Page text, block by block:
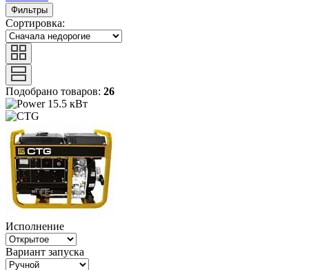
Фильтры
Сортировка:
Подобрано товаров: 26
15.5 кВт
Исполнение
Вариант запуска